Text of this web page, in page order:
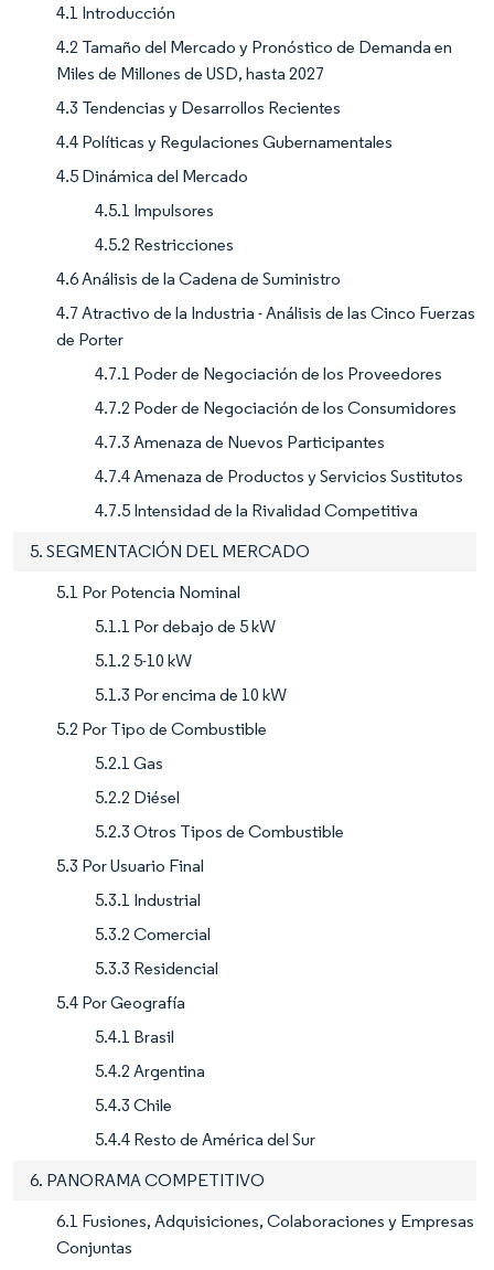
4.1 Introducción
4.2 Tamaño del Mercado y Pronóstico de Demanda en
Miles de Millones de USD, hasta 2027
4.3 Tendencias y Desarrollos Recientes
4.4 Políticas y Regulaciones Gubernamentales
4.5 Dinámica del Mercado
4.5.1 Impulsores
4.5.2 Restricciones
4.6 Análisis de la Cadena de Suministro
4.7 Atractivo de la Industria - Análisis de las Cinco Fuerzas
de Porter
4.7.1 Poder de Negociación de los Proveedores
4.7.2 Poder de Negociación de los Consumidores
4.7.3 Amenaza de Nuevos Participantes
4.7.4 Amenaza de Productos y Servicios Sustitutos
4.7.5 Intensidad de la Rivalidad Competitiva
5. SEGMENTACIÓN DEL MERCADO
5.1 Por Potencia Nominal
5.1.1 Por debajo de 5 kW
5.1.2 5-10 kW
5.1.3 Por encima de 10 kW
5.2 Por Tipo de Combustible
5.2.1 Gas
5.2.2 Diésel
5.2.3 Otros Tipos de Combustible
5.3 Por Usuario Final
5.3.1 Industrial
5.3.2 Comercial
5.3.3 Residencial
5.4 Por Geografía
5.4.1 Brasil
5.4.2 Argentina
5.4.3 Chile
5.4.4 Resto de América del Sur
6. PANORAMA COMPETITIVO
6.1 Fusiones, Adquisiciones, Colaboraciones y Empresas
Conjuntas